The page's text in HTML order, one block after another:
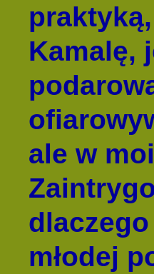
Kamalę,
ale w
młodej